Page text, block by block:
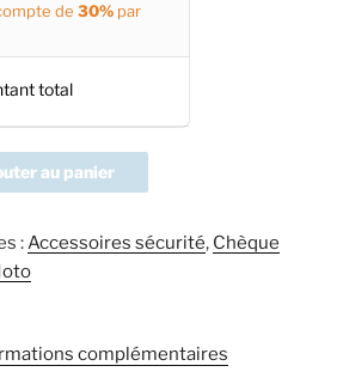
de 30% par
total
au panier
:Accessoires sécurité, Chèque
complémentaires